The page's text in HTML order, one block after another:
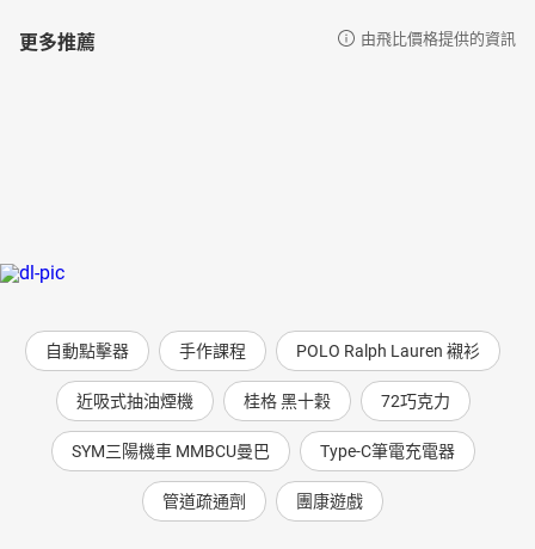
更多推薦 由飛比價格提供的資訊
自動點擊器 手作課程 POLO Ralph Lauren 襯衫
近吸式抽油煙機 桂格 黑十穀 72巧克力
SYM三陽機車 MMBCU曼巴 Type-C筆電充電器
管道疏通劑 團康遊戲